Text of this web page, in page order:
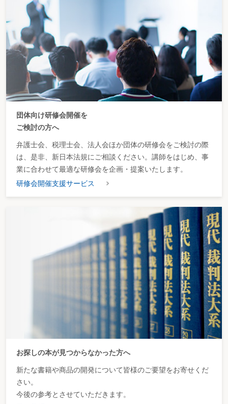
金の起算点はいつか
２－116 債務者が、既存の債務について一部の債権者にいつ担保の供与又は
債務消滅行為をすると、詐害行為となるか
２－117 詐害行為取消権を行使し得る期間はいつまでか
２－118 他の連帯債務者に求償する法定利息の算定期間はいつからか
２－119 保証人の抗弁権行使を受けた債権者は、いつ催告又は執行をなすべ
２－120 主たる債務者が期限の利益を喪失した場合、債権者は保証人に対し
いつまでにその旨通知しなければならないか
２－121 主たる債務者の委託を受けた保証人が、主たる債務の弁済期前に債
務の消滅行為をしたとき、保証人はいつから求償権を行使できるか
２－123 個人貸金等根保証契約について
＜1＞ 元本確定期日の定めは、どの時期まで認められるのか
２－124 次の根保証契約について、元本が確定するのはいつか
＜1＞ 個人根保証契約の場合
２－125 事業のために負担した貸金等債務を主たる債務とする保証契約､又は
主たる債務の範囲に事業のために負担する貸金等債務が含まれる根保証契約の
２－126 債権に譲渡制限特約がある場合に、そのことを知っているか､又は重
大な過失によって知らなかった譲受人が､債務者に対して履行を請求できるの
２－127 未発生の債権を譲渡したとき、譲受人はいつ債権を取得するか
２－128 債権譲渡の対抗要件はいつ備わるか
２－129 債権譲渡があった場合、債務者が譲受人に対抗できるのは、譲渡人
に対しいつまでに生じた事由か
２－130 債権譲渡があった場合、債務者はいつまでに取得した譲受人に対す
る債権であれば譲受人に対し相殺をもって対抗することができるか
２－131 債務者と引受人間の契約による併存的債務引受が効力を生ずるのは
２－132 債権者と引受人との契約により免責的債務引受が効力を生ずるのは
２－133 債権者の預貯金口座への払込みによってする弁済が効力を生ずるの
はいつか
２－134 弁済の時間について法令又は慣習により取引時間の定めがあると
き、弁済又は弁済の請求ができるのはいつか
２－135 弁済供託の効果はいつ発生するか
２－136 債権者に対する供託の通知はいつなすべきか
２－137 供託物の取戻請求権の消滅時効期間はいつまでか
２－138 弁済充当の指定はいつ行うか
団体向け研修会開催を
ご検討の方へ
弁護士会、税理士会、法人会ほか団体の研修会をご検討の際
は、是非、新日本法規にご相談ください。講師をはじめ、事
業に合わせて最適な研修会を企画・提案いたします。
研修会開催支援サービス
お探しの本が見つからなかった方へ
新たな書籍や商品の開発について皆様のご要望をお寄せくだ
さい。
今後の参考とさせていただきます。